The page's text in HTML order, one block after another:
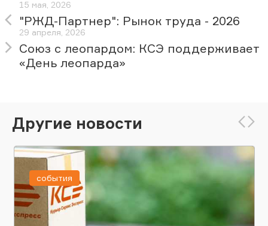
15 мая, 2026
"РЖД-Партнер": Рынок труда - 2026
29 апреля, 2026
Союз с леопардом: КСЭ поддерживает
«День леопарда»
Другие новости
события